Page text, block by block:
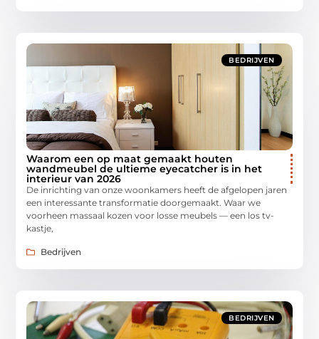
BEDRIJVEN
Waarom een op maat gemaakt houten
wandmeubel de ultieme eyecatcher is in het
interieur van 2026
De inrichting van onze woonkamers heeft de afgelopen jaren
een interessante transformatie doorgemaakt. Waar we
voorheen massaal kozen voor losse meubels — een los tv-
kastje,
Bedrijven
BEDRIJVEN